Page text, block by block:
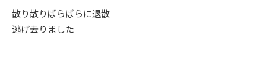
散り散りばらばらに退散
逃げ去りました